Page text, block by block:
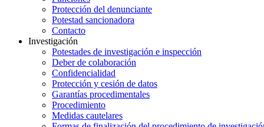
Protección del denunciante
Potestad sancionadora
Contacto
Investigación
Potestades de investigación e inspección
Deber de colaboración
Confidencialidad
Protección y cesión de datos
Garantías procedimentales
Procedimiento
Medidas cautelares